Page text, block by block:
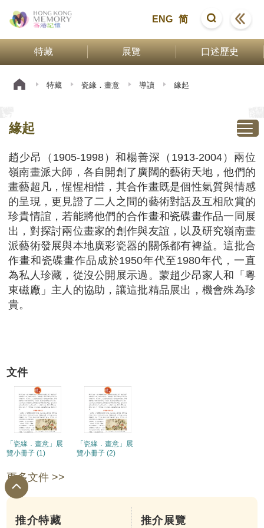
ENG 简
特藏 展覽 口述歷史
特藏 瓷緣．畫意 導讀 緣起
緣起
趙少昂（1905-1998）和楊善深（1913-2004）兩位
嶺南畫派大師，各自開創了廣闊的藝術天地，他們的
畫藝超凡，惺惺相惜，其合作畫既是個性氣質與情感
的呈現，更見證了二人之間的藝術對話及互相欣賞的
珍貴情誼，若能將他們的合作畫和瓷碟畫作品一同展
出，對探討兩位畫家的創作與友誼，以及研究嶺南畫
派藝術發展與本地廣彩瓷器的關係都有裨益。這批合
作畫和瓷碟畫作品成於1950年代至1980年代，一直
為私人珍藏，從沒公開展示過。蒙趙少昂家人和「粵
東磁廠」主人的協助，讓這批精品展出，機會殊為珍
貴。
文件
「瓷緣．畫意」展
覽小冊子 (1)
「瓷緣．畫意」展
覽小冊子 (2)
更多文件 >>
推介特藏 推介展覽